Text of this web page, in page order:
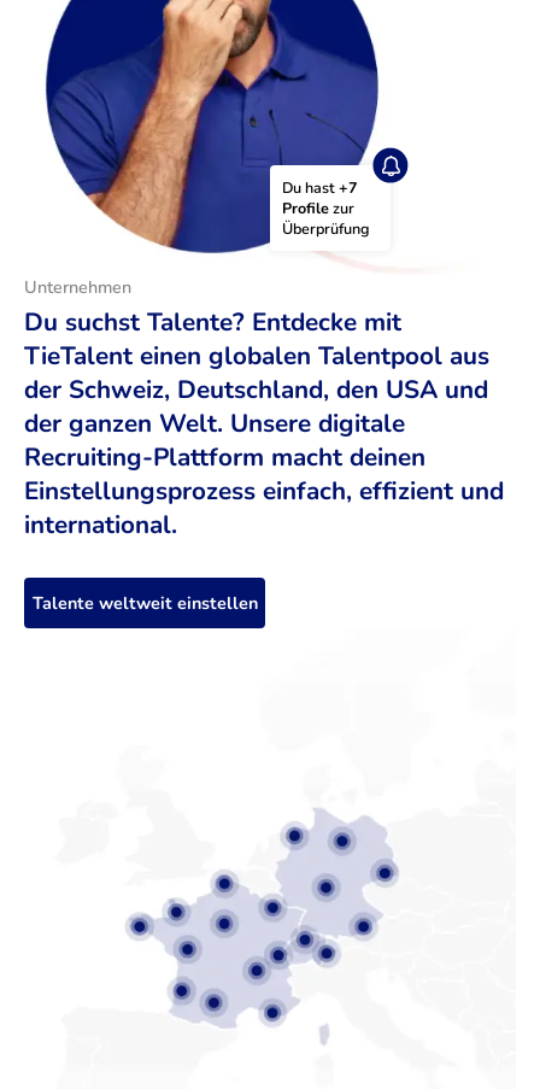
Du hast +7
Profile zur
Überprüfung
Unternehmen
Du suchst Talente? Entdecke mit
TieTalent einen globalen Talentpool aus
der Schweiz, Deutschland, den USA und
der ganzen Welt. Unsere digitale
Recruiting-Plattform macht deinen
Einstellungsprozess einfach, effizient und
international.
Talente weltweit einstellen